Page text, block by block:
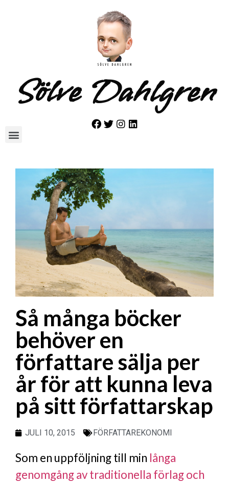
Sölve Dahlgren
Så många böcker
behöver en
författare sälja per
år för att kunna leva
på sitt författarskap
JULI 10, 2015 FÖRFATTAREKONOMI
Som en uppföljning till min långa
genomgång av traditionella förlag och